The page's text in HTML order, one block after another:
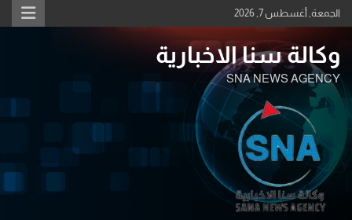
Skip
to
الجمعة, أغسطس 7, 2026
وكالة سنا الاخبارية
SNA NEWS AGENCY